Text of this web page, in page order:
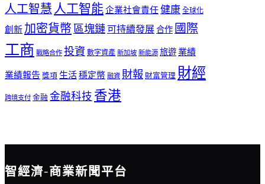
人工智慧人工智能企業社會責任健康全球化
創新加密貨幣區塊鏈可持續發展合作國際
工商 戰略合作投資數字資產新加坡新能源旅遊業績
業績報告 獎項生活穩定幣融資 財報 財富管理 財經
跨境支付金融 金融科技 香港
智經濟-商業新聞平台